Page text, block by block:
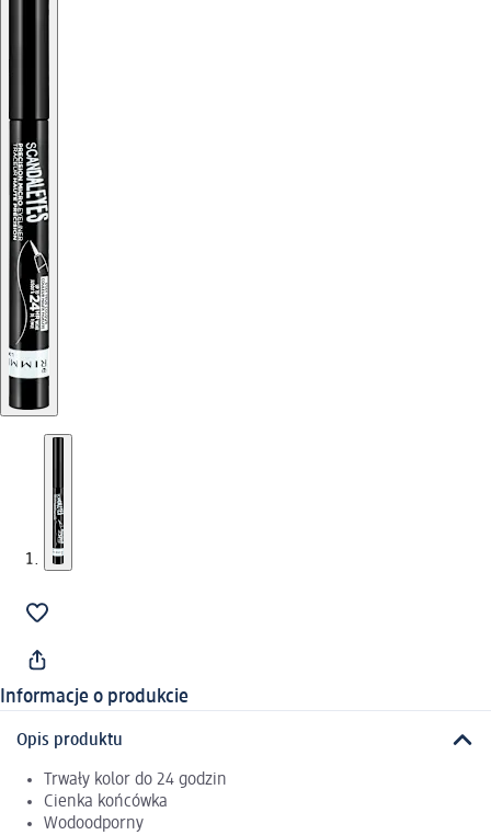
Informacje o produkcie
Opis produktu
Trwały kolor do 24 godzin
Cienka końcówka
Wodoodporny